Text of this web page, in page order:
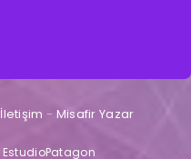
İletişim - Misafir Yazar
EstudioPatagon